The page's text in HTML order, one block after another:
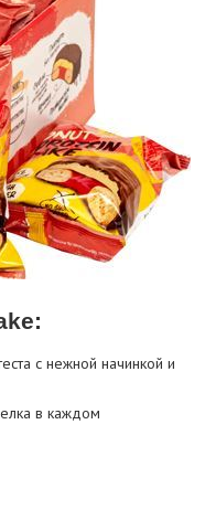
с нежной начинкой и
в каждом